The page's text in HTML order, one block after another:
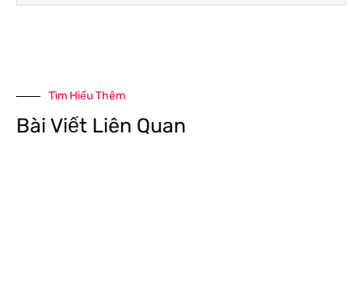
Tìm Hiểu Thêm
Bài Viết Liên Quan